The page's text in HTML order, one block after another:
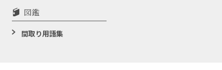
図鑑
間取り用語集